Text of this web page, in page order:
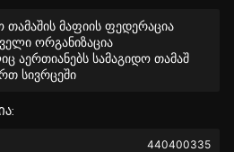
მაფიის ფედერაცია
ორგანიზაცია
აერთიანებს სამაგიდო თამაშ
სივრცეში
440400335